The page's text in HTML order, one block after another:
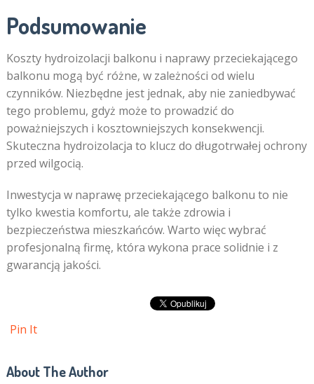
Podsumowanie
Koszty hydroizolacji balkonu i naprawy przeciekającego
balkonu mogą być różne, w zależności od wielu
czynników. Niezbędne jest jednak, aby nie zaniedbywać
tego problemu, gdyż może to prowadzić do
poważniejszych i kosztowniejszych konsekwencji.
Skuteczna hydroizolacja to klucz do długotrwałej ochrony
przed wilgocią.
Inwestycja w naprawę przeciekającego balkonu to nie
tylko kwestia komfortu, ale także zdrowia i
bezpieczeństwa mieszkańców. Warto więc wybrać
profesjonalną firmę, która wykona prace solidnie i z
gwarancją jakości.
Pin It
About The Author